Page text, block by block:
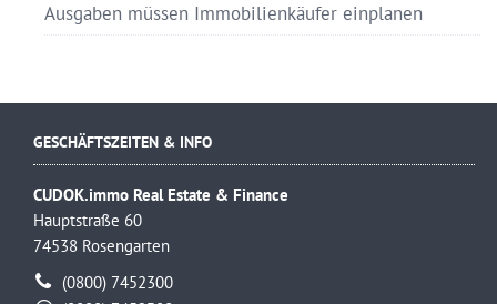
Ausgaben müssen Immobilienkäufer einplanen
GESCHÄFTSZEITEN & INFO
CUDOK.immo Real Estate & Finance
Hauptstraße 60
74538 Rosengarten
(0800) 7452300